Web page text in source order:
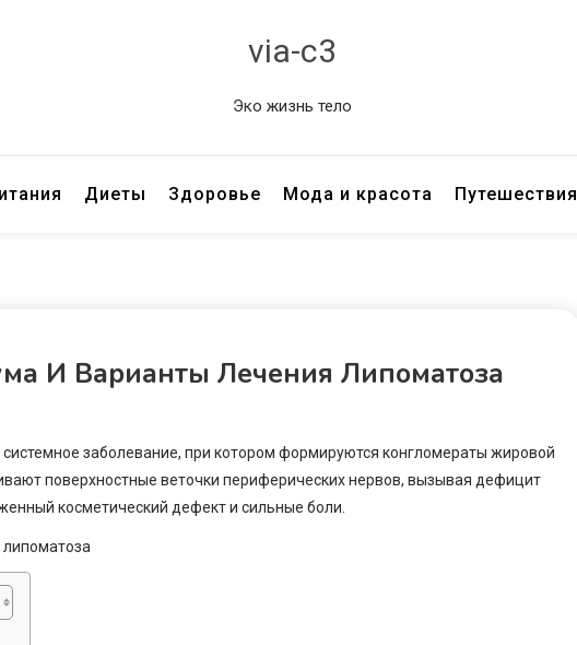
via-c3
Эко жизнь тело
Диеты Здоровье Мода и красота Путешествия
И Варианты Лечения Липоматоза
заболевание, при котором формируются конгломераты жировой
поверхностные веточки периферических нервов, вызывая дефицит
косметический дефект и сильные боли.